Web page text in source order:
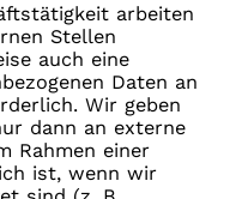
arbeiten
Stellen
auch eine
Daten an
Wir geben
dann an externe
Rahmen einer
ist, wenn wir